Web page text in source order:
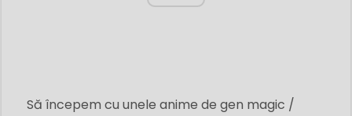
Să începem cu unele anime de gen magic /